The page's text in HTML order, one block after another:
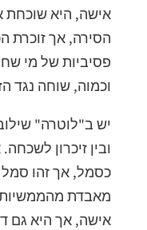
אישה, היא
הסירה, אך זוכרת
פסיביות של מי
וכמוה, שוחה נגד
יש ב"לוטרה"
ובין זיכרון
כסמל, אך זהו סמל
מאבדת מהממשיות
אישה, אך היא גם